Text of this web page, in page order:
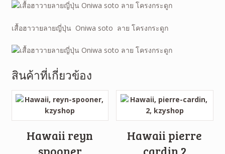
เสื้อฮาวายลายญี่ปุ่น Oniwa soto ลาย โครงกระดูก
สินค้าที่เกี่ยวข้อง
Hawaii reyn
spooner
Hawaii pierre
cardin 2